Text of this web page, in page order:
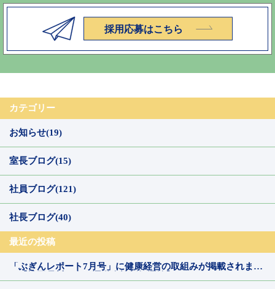
カテゴリー
お知らせ(19)
室長ブログ(15)
社員ブログ(121)
社長ブログ(40)
最近の投稿
「ぶぎんレポート7月号」に健康経営の取組みが掲載されまし